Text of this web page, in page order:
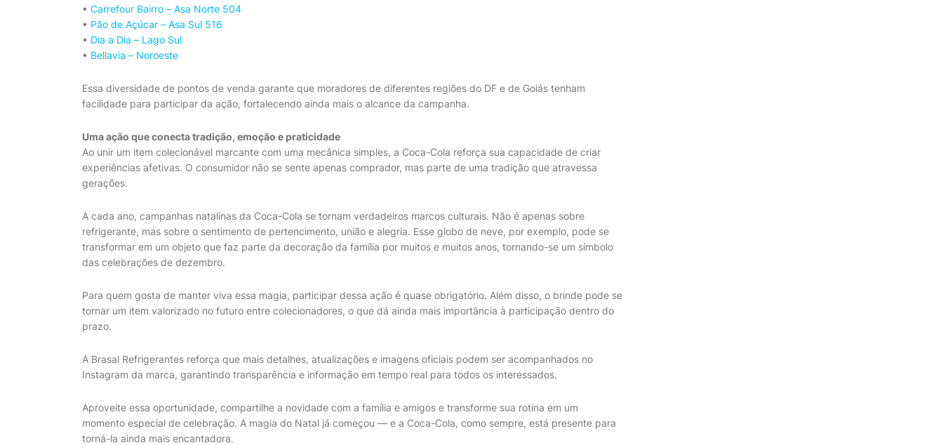
• Carrefour Bairro – Asa Norte 504
• Pão de Açúcar – Asa Sul 516
• Dia a Dia – Lago Sul
• Bellavia – Noroeste
Essa diversidade de pontos de venda garante que moradores de diferentes regiões do DF e de Goiás tenham
facilidade para participar da ação, fortalecendo ainda mais o alcance da campanha.
Uma ação que conecta tradição, emoção e praticidade
Ao unir um item colecionável marcante com uma mecânica simples, a Coca-Cola reforça sua capacidade de criar
experiências afetivas. O consumidor não se sente apenas comprador, mas parte de uma tradição que atravessa
gerações.
A cada ano, campanhas natalinas da Coca-Cola se tornam verdadeiros marcos culturais. Não é apenas sobre
refrigerante, mas sobre o sentimento de pertencimento, união e alegria. Esse globo de neve, por exemplo, pode se
transformar em um objeto que faz parte da decoração da família por muitos e muitos anos, tornando-se um símbolo
das celebrações de dezembro.
Para quem gosta de manter viva essa magia, participar dessa ação é quase obrigatório. Além disso, o brinde pode se
tornar um item valorizado no futuro entre colecionadores, o que dá ainda mais importância à participação dentro do
prazo.
A Brasal Refrigerantes reforça que mais detalhes, atualizações e imagens oficiais podem ser acompanhados no
Instagram da marca, garantindo transparência e informação em tempo real para todos os interessados.
Aproveite essa oportunidade, compartilhe a novidade com a família e amigos e transforme sua rotina em um
momento especial de celebração. A magia do Natal já começou — e a Coca-Cola, como sempre, está presente para
torná-la ainda mais encantadora.